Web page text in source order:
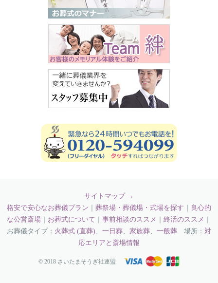
サイトマップ →
格安で安心なお葬儀プラン
葬祭場・葬儀場・式場を探す
良心的
な公営斎場
お葬式について 事前相談のススメ 終活のススメ
お葬儀タイプ： 火葬式 (直葬) 一日葬 家族葬 一般葬 場所： 対
応エリアと斎場情報
© 2018 さいたまそうぎ社連盟